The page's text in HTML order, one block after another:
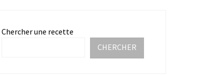
Chercher une recette
CHERCHER